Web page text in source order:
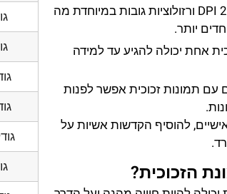
איכות ההדפסה יכולה להגיע עד 2000 DPI ורזולוציות גובות במיוחדת מה
יותר.
אחת יכולה להגיע עד למידה
תמונות זכוכית אפשר לפנות
להוסיף הקדשות אשיות על
הזכוכית?
גודל
גודל
גודל